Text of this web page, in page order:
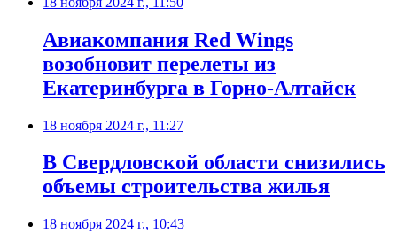
Авиакомпания Red Wings
возобновит перелеты из
Екатеринбурга в Горно-Алтайск
18 ноября 2024 г., 11:27
В Свердловской области снизились
объемы строительства жилья
18 ноября 2024 г., 10:43